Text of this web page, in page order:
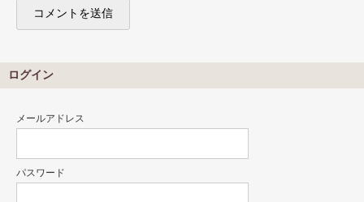
ログイン
メールアドレス
パスワード